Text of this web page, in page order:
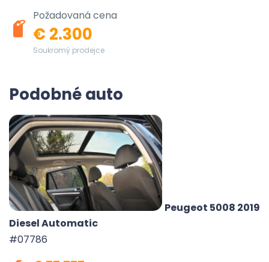
Požadovaná cena
€ 2.300
Soukromý prodejce
Podobné auto
Peugeot 5008 2019
Diesel Automatic
#07786